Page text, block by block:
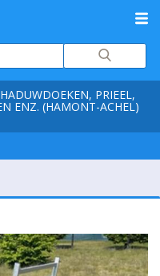
PRIEEL,
ENZ. (HAMONT-ACHEL)